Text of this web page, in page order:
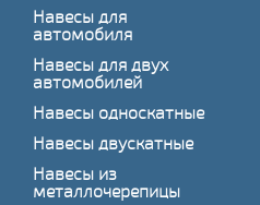
Навесы для
автомобиля
Навесы для двух
автомобилей
Навесы односкатные
Навесы двускатные
Навесы из
металлочерепицы